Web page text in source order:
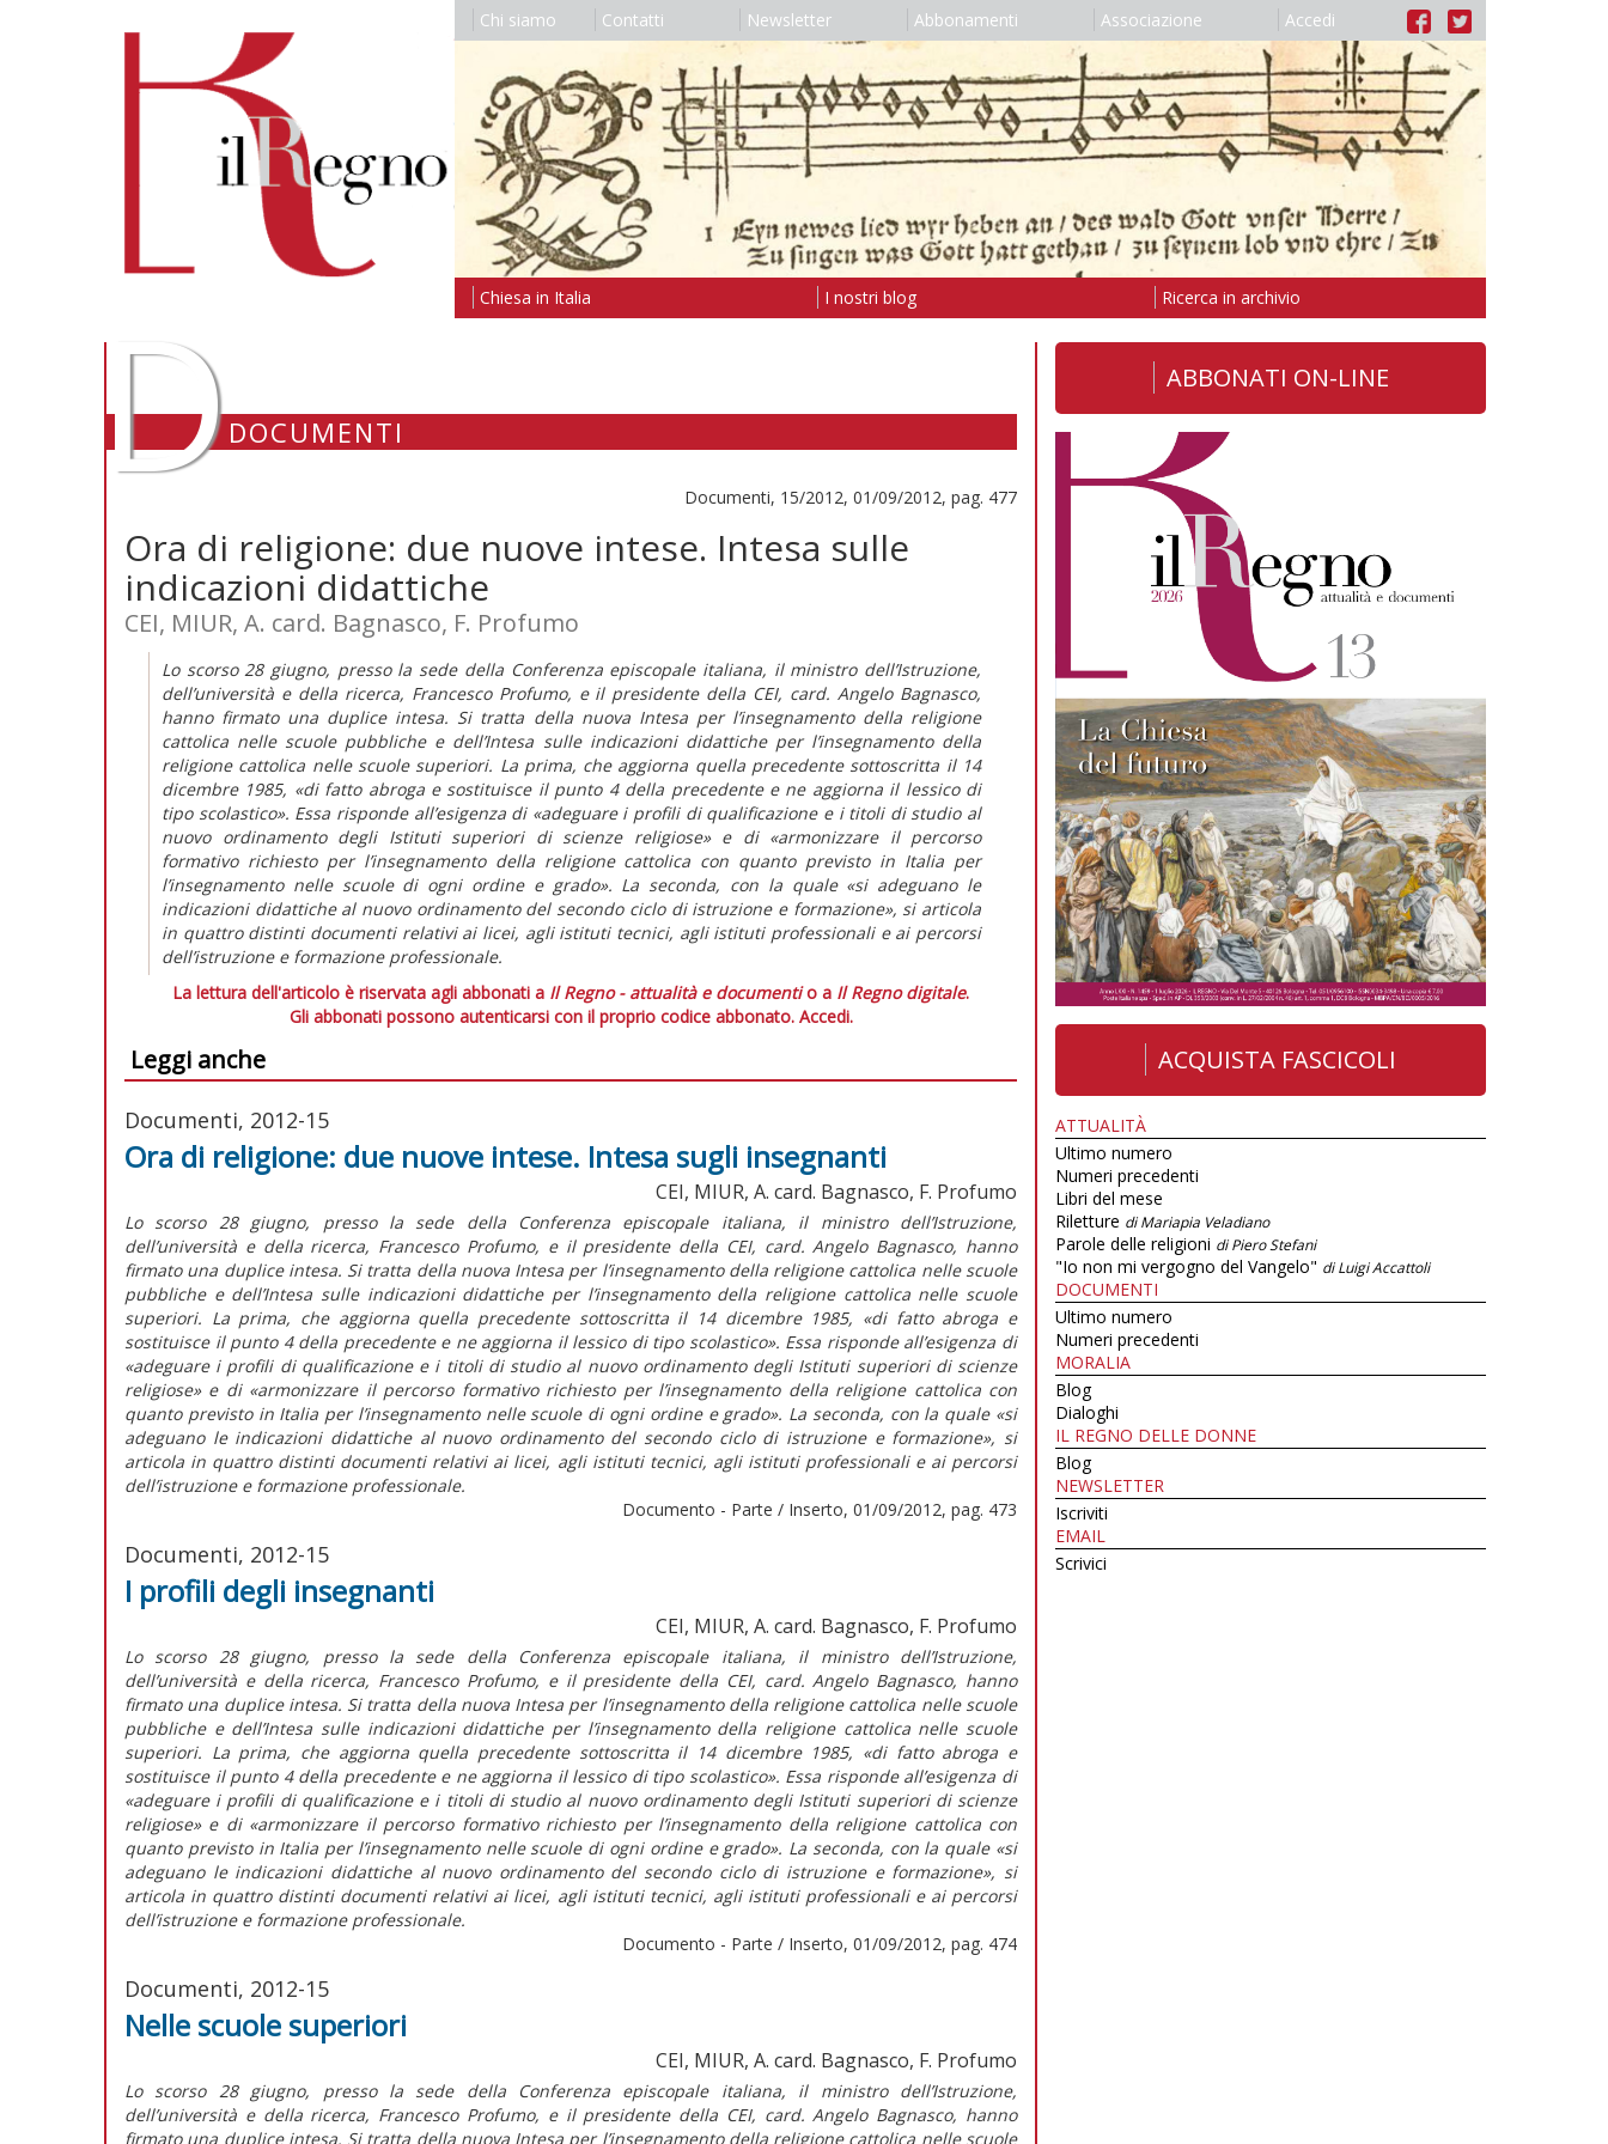
Chi siamo Contatti Newsletter Abbonamenti Associazione Accedi
Chiesa in Italia I nostri blog Ricerca in archivio
DDOCUMENTI
Documenti, 15/2012, 01/09/2012, pag. 477
Ora di religione: due nuove intese. Intesa sulle
indicazioni didattiche
CEI, MIUR, A. card. Bagnasco, F. Profumo
Lo scorso 28 giugno, presso la sede della Conferenza episcopale italiana, il ministro dell’Istruzione,
dell’università e della ricerca, Francesco Profumo, e il presidente della CEI, card. Angelo Bagnasco,
hanno firmato una duplice intesa. Si tratta della nuova Intesa per l’insegnamento della religione
cattolica nelle scuole pubbliche e dell’Intesa sulle indicazioni didattiche per l’insegnamento della
religione cattolica nelle scuole superiori. La prima, che aggiorna quella precedente sottoscritta il 14
dicembre 1985, «di fatto abroga e sostituisce il punto 4 della precedente e ne aggiorna il lessico di
tipo scolastico». Essa risponde all’esigenza di «adeguare i profili di qualificazione e i titoli di studio al
nuovo ordinamento degli Istituti superiori di scienze religiose» e di «armonizzare il percorso
formativo richiesto per l’insegnamento della religione cattolica con quanto previsto in Italia per
l’insegnamento nelle scuole di ogni ordine e grado». La seconda, con la quale «si adeguano le
indicazioni didattiche al nuovo ordinamento del secondo ciclo di istruzione e formazione», si articola
in quattro distinti documenti relativi ai licei, agli istituti tecnici, agli istituti professionali e ai percorsi
dell’istruzione e formazione professionale.
La lettura dell'articolo è riservata agli abbonati a Il Regno - attualità e documentio a Il Regno digitale.
Gli abbonati possono autenticarsi con il proprio codice abbonato. Accedi.
Leggi anche
Documenti, 2012-15
Ora di religione: due nuove intese. Intesa sugli insegnanti
CEI, MIUR, A. card. Bagnasco, F. Profumo
Lo scorso 28 giugno, presso la sede della Conferenza episcopale italiana, il ministro dell’Istruzione,
dell’università e della ricerca, Francesco Profumo, e il presidente della CEI, card. Angelo Bagnasco, hanno
firmato una duplice intesa. Si tratta della nuova Intesa per l’insegnamento della religione cattolica nelle scuole
pubbliche e dell’Intesa sulle indicazioni didattiche per l’insegnamento della religione cattolica nelle scuole
superiori. La prima, che aggiorna quella precedente sottoscritta il 14 dicembre 1985, «di fatto abroga e
sostituisce il punto 4 della precedente e ne aggiorna il lessico di tipo scolastico». Essa risponde all’esigenza di
«adeguare i profili di qualificazione e i titoli di studio al nuovo ordinamento degli Istituti superiori di scienze
religiose» e di «armonizzare il percorso formativo richiesto per l’insegnamento della religione cattolica con
quanto previsto in Italia per l’insegnamento nelle scuole di ogni ordine e grado». La seconda, con la quale «si
adeguano le indicazioni didattiche al nuovo ordinamento del secondo ciclo di istruzione e formazione», si
articola in quattro distinti documenti relativi ai licei, agli istituti tecnici, agli istituti professionali e ai percorsi
dell’istruzione e formazione professionale.
Documento - Parte / Inserto, 01/09/2012, pag. 473
Documenti, 2012-15
I profili degli insegnanti
CEI, MIUR, A. card. Bagnasco, F. Profumo
Lo scorso 28 giugno, presso la sede della Conferenza episcopale italiana, il ministro dell’Istruzione,
dell’università e della ricerca, Francesco Profumo, e il presidente della CEI, card. Angelo Bagnasco, hanno
firmato una duplice intesa. Si tratta della nuova Intesa per l’insegnamento della religione cattolica nelle scuole
pubbliche e dell’Intesa sulle indicazioni didattiche per l’insegnamento della religione cattolica nelle scuole
superiori. La prima, che aggiorna quella precedente sottoscritta il 14 dicembre 1985, «di fatto abroga e
sostituisce il punto 4 della precedente e ne aggiorna il lessico di tipo scolastico». Essa risponde all’esigenza di
«adeguare i profili di qualificazione e i titoli di studio al nuovo ordinamento degli Istituti superiori di scienze
religiose» e di «armonizzare il percorso formativo richiesto per l’insegnamento della religione cattolica con
quanto previsto in Italia per l’insegnamento nelle scuole di ogni ordine e grado». La seconda, con la quale «si
adeguano le indicazioni didattiche al nuovo ordinamento del secondo ciclo di istruzione e formazione», si
articola in quattro distinti documenti relativi ai licei, agli istituti tecnici, agli istituti professionali e ai percorsi
dell’istruzione e formazione professionale.
Documento - Parte / Inserto, 01/09/2012, pag. 474
Documenti, 2012-15
Nelle scuole superiori
CEI, MIUR, A. card. Bagnasco, F. Profumo
Lo scorso 28 giugno, presso la sede della Conferenza episcopale italiana, il ministro dell’Istruzione,
dell’università e della ricerca, Francesco Profumo, e il presidente della CEI, card. Angelo Bagnasco, hanno
firmato una duplice intesa. Si tratta della nuova Intesa per l’insegnamento della religione cattolica nelle scuole
ABBONATI ON-LINE
ACQUISTA FASCICOLI
ATTUALITÀ
Ultimo numero
Numeri precedenti
Libri del mese
Riletture di Mariapia Veladiano
Parole delle religioni di Piero Stefani
"Io non mi vergogno del Vangelo" di Luigi Accattoli
DOCUMENTI
Ultimo numero
Numeri precedenti
MORALIA
Blog
Dialoghi
IL REGNO DELLE DONNE
Blog
NEWSLETTER
Iscriviti
EMAIL
Scrivici